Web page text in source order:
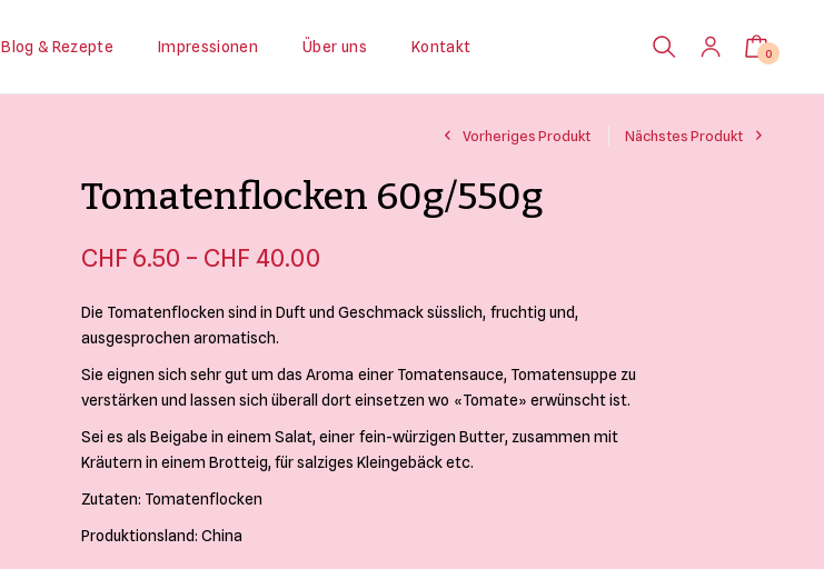
Blog & Rezepte Impressionen Über uns Kontakt 0
Vorheriges Produkt Nächstes Produkt
Tomatenflocken 60g/550g
CHF 6.50 – CHF 40.00Preisspanne:
Die Tomatenflocken sind in Duft und Geschmack süsslich, fruchtig und,
ausgesprochen aromatisch.
Sie eignen sich sehr gut um das Aroma einer Tomatensauce, Tomatensuppe zu
verstärken und lassen sich überall dort einsetzen wo «Tomate» erwünscht ist.
Sei es als Beigabe in einem Salat, einer fein-würzigen Butter, zusammen mit
Kräutern in einem Brotteig, für salziges Kleingebäck etc.
Zutaten: Tomatenflocken
Produktionsland: China